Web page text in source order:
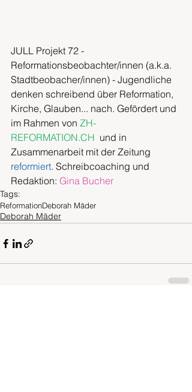
JULL Projekt 72 -
Reformationsbeobachter/innen (a.k.a.
Stadtbeobacher/innen) - Jugendliche
denken schreibend über Reformation,
Kirche, Glauben... nach. Gefördert und
im Rahmen von ZH-
REFORMATION.CH
  und in
Zusammenarbeit mit der Zeitung
reformiert. Schreibcoaching und
Redaktion: Gina Bucher
Tags:
ReformationDeborah Mäder
Deborah Mäder